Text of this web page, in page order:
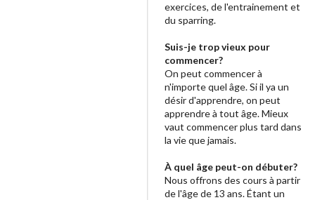
exercices, de l'entrainement et
du sparring.
Suis-je trop vieux pour
commencer?
On peut commencer à
n'importe quel âge. Si il ya un
désir d'apprendre, on peut
apprendre à tout âge. Mieux
vaut commencer plus tard dans
la vie que jamais.
À quel âge peut-on débuter?
Nous offrons des cours à partir
de l'âge de 13 ans. Étant un